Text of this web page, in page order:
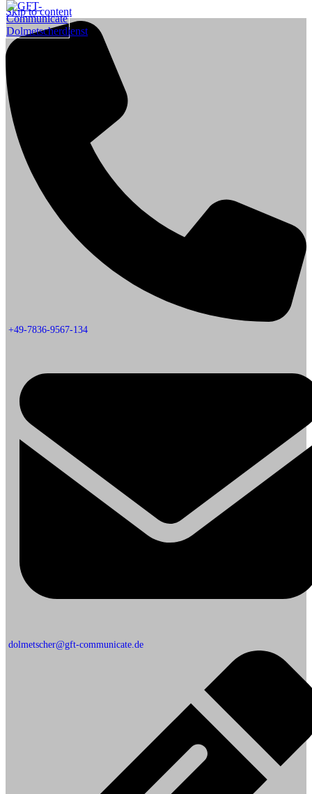
Skip to content
+49-7836-9567-134
dolmetscher@gft-communicate.de